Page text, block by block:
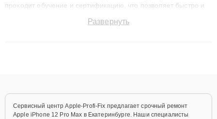
проходит обучение и сертификацию, что позволяет быстро и
сохранением гарантии до 3 лет. Наши мастера решают
Развернуть
Сервисный центр Apple-Profi-Fix предлагает срочный ремонт
Apple iPhone 12 Pro Max в Екатеринбурге. Наши специалисты